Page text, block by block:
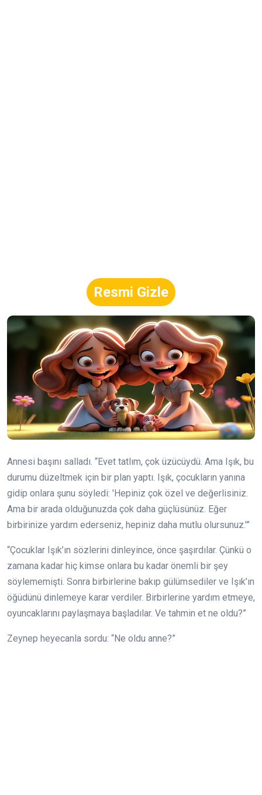
Resmi Gizle
Annesi başını salladı. “Evet tatlım, çok üzücüydü. Ama Işık, bu
durumu düzeltmek için bir plan yaptı. Işık, çocukların yanına
gidip onlara şunu söyledi: 'Hepiniz çok özel ve değerlisiniz.
Ama bir arada olduğunuzda çok daha güçlüsünüz. Eğer
birbirinize yardım ederseniz, hepiniz daha mutlu olursunuz.'”
“Çocuklar Işık’ın sözlerini dinleyince, önce şaşırdılar. Çünkü o
zamana kadar hiç kimse onlara bu kadar önemli bir şey
söylememişti. Sonra birbirlerine bakıp gülümsediler ve Işık’ın
öğüdünü dinlemeye karar verdiler. Birbirlerine yardım etmeye,
oyuncaklarını paylaşmaya başladılar. Ve tahmin et ne oldu?”
Zeynep heyecanla sordu: “Ne oldu anne?”